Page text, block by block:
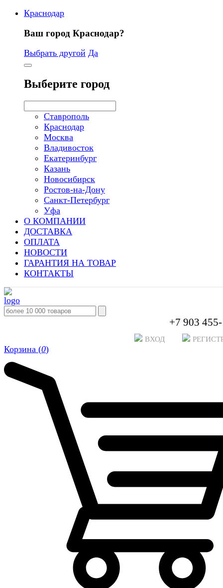
Краснодар
Ваш город Краснодар?
Выбрать другой Да
Выберите город
Ставрополь
Краснодар
Москва
Владивосток
Екатеринбург
Казань
Новосибирск
Ростов-на-Дону
Санкт-Петербург
Уфа
О КОМПАНИИ
ДОСТАВКА
ОПЛАТА
НОВОСТИ
ГАРАНТИЯ НА ТОВАР
КОНТАКТЫ
+7 903
ВХОД
Корзина (0)